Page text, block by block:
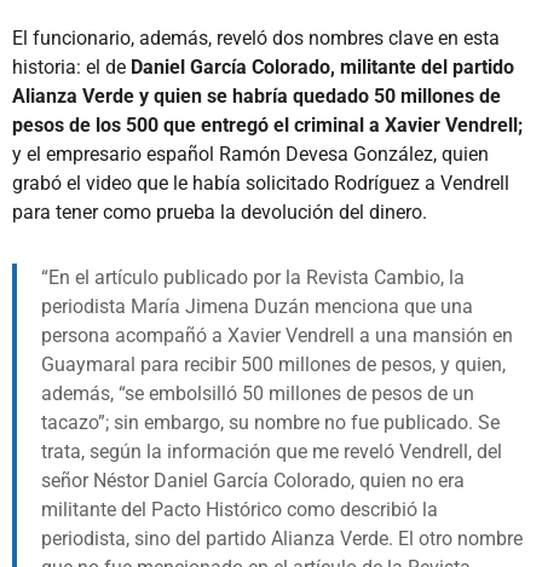
El funcionario, además, reveló dos nombres clave en esta
historia: el de Daniel García Colorado, militante del partido
Alianza Verde y quien se habría quedado 50 millones de
pesos de los 500 que entregó el criminal a Xavier Vendrell;
y el empresario español Ramón Devesa González, quien
grabó el video que le había solicitado Rodríguez a Vendrell
para tener como prueba la devolución del dinero.
En el artículo publicado por la Revista Cambio, la
periodista María Jimena Duzán menciona que una
persona acompañó a Xavier Vendrell a una mansión en
Guaymaral para recibir 500 millones de pesos, y quien,
además, “se embolsilló 50 millones de pesos de un
tacazo”; sin embargo, su nombre no fue publicado. Se
trata, según la información que me reveló Vendrell, del
señor Néstor Daniel García Colorado, quien no era
militante del Pacto Histórico como describió la
periodista, sino del partido Alianza Verde. El otro nombre